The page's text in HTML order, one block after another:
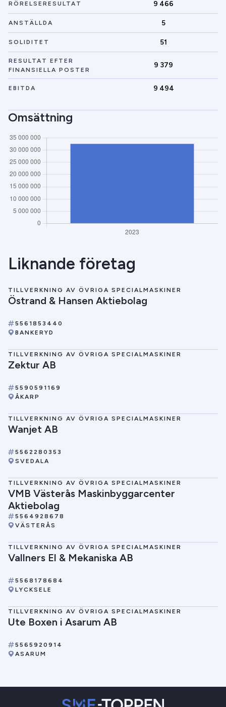
RÖRELSERESULTAT 9 466
ANSTÄLLDA 5
SOLIDITET 51
RESULTAT EFTER
FINANSIELLA POSTER
9 379
EBITDA 9 494
Omsättning
Liknande företag
TILLVERKNING AV ÖVRIGA SPECIALMASKINER
Östrand & Hansen Aktiebolag
5561853440
BANKERYD
TILLVERKNING AV ÖVRIGA SPECIALMASKINER
Zektur AB
5590591169
ÅKARP
TILLVERKNING AV ÖVRIGA SPECIALMASKINER
Wanjet AB
5562280353
SVEDALA
TILLVERKNING AV ÖVRIGA SPECIALMASKINER
VMB Västerås Maskinbyggarcenter
Aktiebolag
5564928678
VÄSTERÅS
TILLVERKNING AV ÖVRIGA SPECIALMASKINER
Vallners El & Mekaniska AB
5568178684
LYCKSELE
TILLVERKNING AV ÖVRIGA SPECIALMASKINER
Ute Boxen i Asarum AB
5565920914
ASARUM